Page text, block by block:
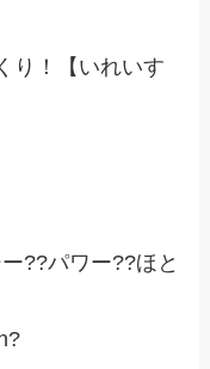
り！【いれいす
??パワー??ほと